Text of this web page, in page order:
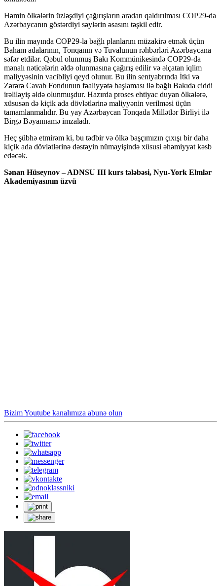
Həmin ölkələrin üzləşdiyi çağırışların aradan qaldırılması COP29-da
Azərbaycanın göstərdiyi səylərin əsasını təşkil edir.
Bu ilin mayında COP29-la bağlı planlarını müzakirə etmək üçün
Baham adalarının, Tonqanın və Tuvalunun rəhbərləri Azərbaycana
səfər etdilər. Qəbul olunmuş Bakı Kommünikesində COP29-da
mənalı nəticələrin əldə olunmasına çağırış edilir və əlçatan iqlim
maliyyəsinin vacibliyi qeyd olunur. Bu ilin sentyabrında İtki və
Zərərə Cavab Fondunun fəaliyyətə başlaması ilə bağlı Bakıda ciddi
irəliləyiş əldə olunmuşdur. Hazırda proses ehtiyac duyan ölkələrə,
xüsusən də kiçik ada dövlətlərinə maliyyənin verilməsi üçün
tamamlanmalıdır. Bu yay Azərbaycan Tonqada Millətlər Birliyi ilə
Birgə Bəyannamə imzaladı.
Heç şübhə etmirəm ki, bu tədbir və ölkə başçımızın çıxışı bir daha
kiçik ada dövlətlərinə dəstəyin nümayişində xüsusi əhəmiyyət kəsb
edəcək.
Sənan Hüseynov – ADNSU III kurs tələbəsi, Nyu-York Elmlər
Akademiyasının üzvü
Bizim Youtube kanalımıza abunə olun